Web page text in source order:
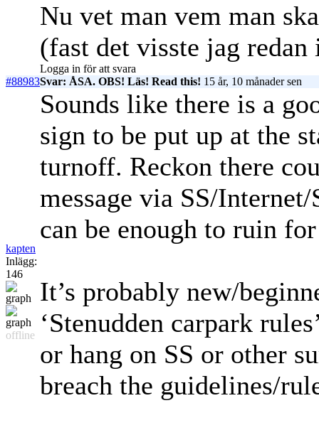
Nu vet man vem man
(fast det visste jag
Logga in för att svara
#88983Svar: ÅSA. OBS! Läs! Read this! 15 år, 10 månader sen
kapten
Inlägg:
146
offline
Sounds like there is a
sign to be put up at the
turnoff. Reckon there
message via SS/
can be enough to ruin
It’s probably new/
‘Stenudden carpark
or hang on SS or other
breach the guidelines/